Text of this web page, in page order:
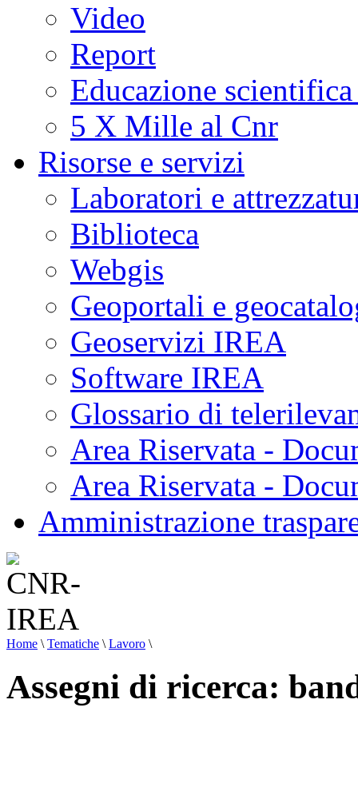
Video
Report
Educazione
5 X Mille al Cnr
Risorse e servizi
Laboratori e
Biblioteca
Webgis
Geoportali e
Geoservizi IREA
Software IREA
Glossario di
Area Riservata -
Area Riservata -
Amministrazione
Home \ Tematiche \ Lavoro \
Assegni di ricerca: